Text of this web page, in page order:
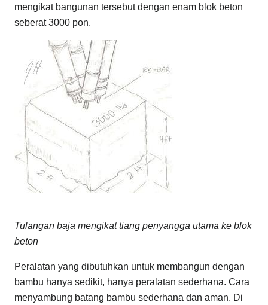
mengikat bangunan tersebut dengan enam blok beton
seberat 3000 pon.
Tulangan baja mengikat tiang penyangga utama ke blok
beton
Peralatan yang dibutuhkan untuk membangun dengan
bambu hanya sedikit, hanya peralatan sederhana. Cara
menyambung batang bambu sederhana dan aman. Di